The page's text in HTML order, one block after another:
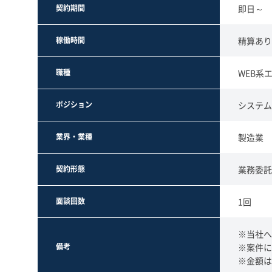
契約期間 即日～
稼働時間 精算あ
職種 WEB系
ポジション システ
業界・業種 製造業
契約形態 業務委
面談回数 1回
備考
※当社
※案件
※金額